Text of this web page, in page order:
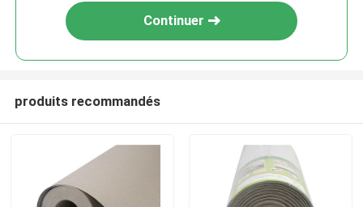
Continuer
produits recommandés